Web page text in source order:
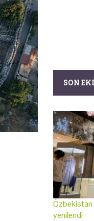
SON
Özbekistan
yenilendi